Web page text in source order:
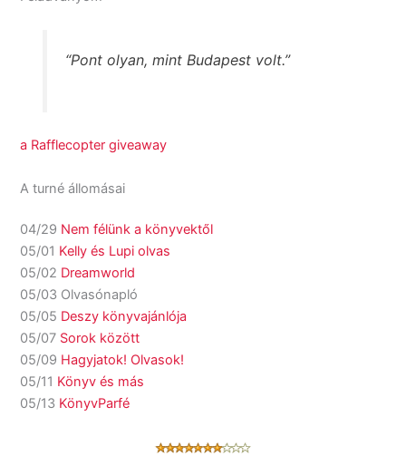
“Pont olyan, mint Budapest volt.”
a Rafflecopter giveaway
A turné állomásai
04/29 Nem félünk a könyvektől
05/01 Kelly és Lupi olvas
05/02 Dreamworld
05/03 Olvasónapló
05/05 Deszy könyvajánlója
05/07 Sorok között
05/09 Hagyjatok! Olvasok!
05/11 Könyv és más
05/13 KönyvParfé